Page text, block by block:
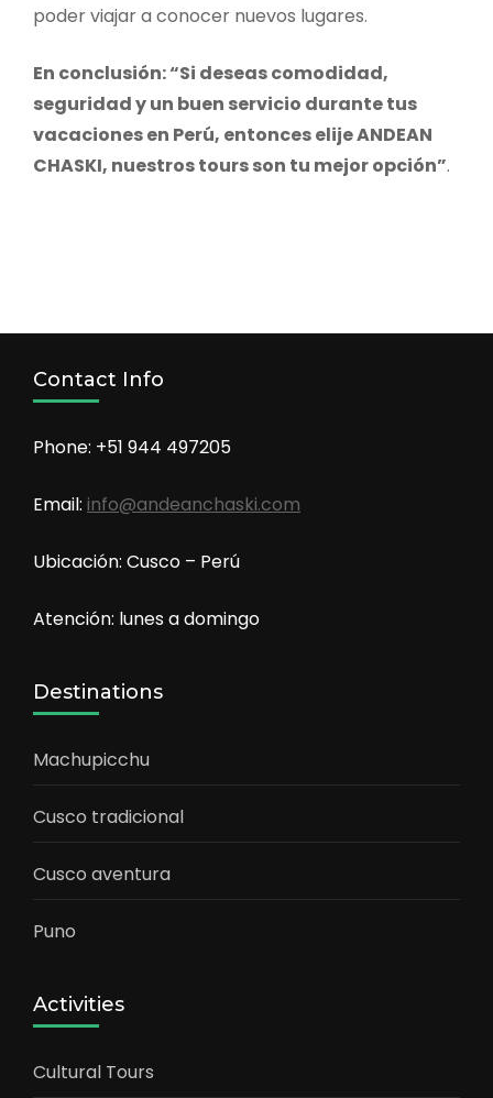
poder viajar a conocer nuevos lugares.
En conclusión: “Si deseas comodidad,
seguridad y un buen servicio durante tus
vacaciones en Perú, entonces elije ANDEAN
CHASKI, nuestros tours son tu mejor opción”.
Contact Info
Phone: +51 944 497205
Email: info@andeanchaski.com
Ubicación: Cusco – Perú
Atención: lunes a domingo
Destinations
Machupicchu
Cusco tradicional
Cusco aventura
Puno
Activities
Cultural Tours